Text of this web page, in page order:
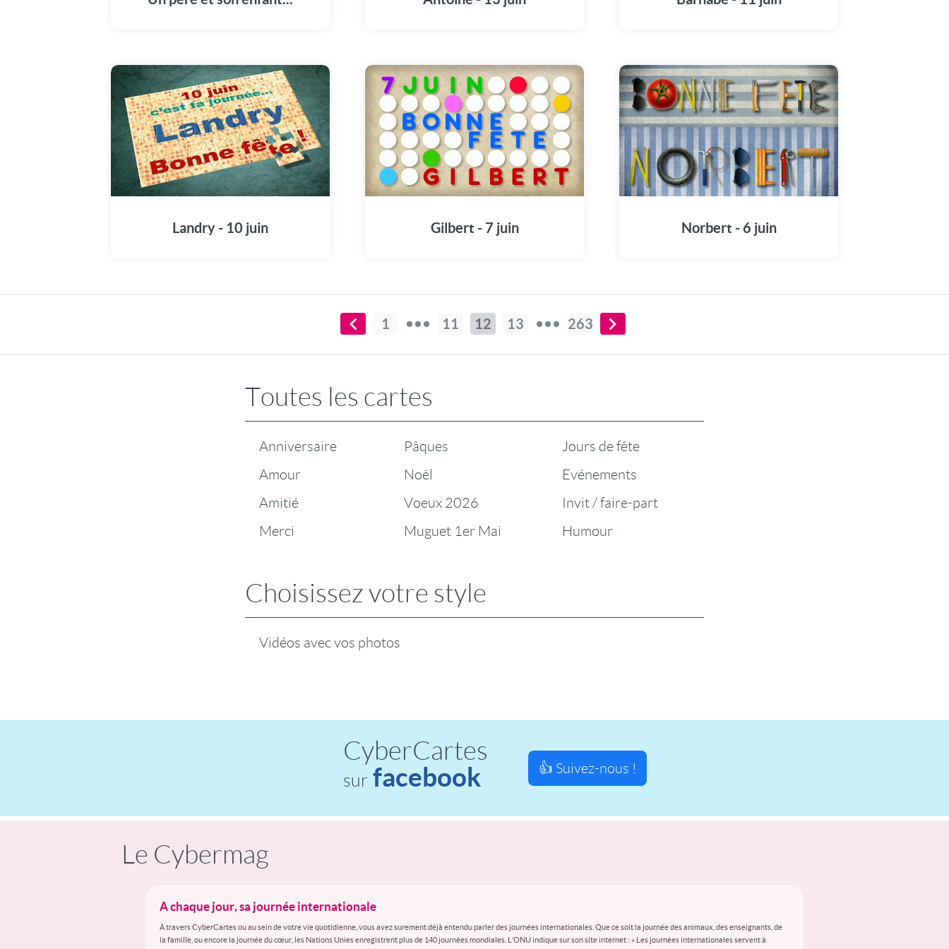
Avec tout mon amour : bonne fête papa !
Landry - 10 juin Gilbert - 7 juin Norbert - 6 juin
1 11 12 13 263
Toutes les cartes
Anniversaire
Amour
Amitié
Merci
Pâques
Noël
Voeux 2026
Muguet 1er Mai
Jours de fête
Evénements
Invit / faire-part
Humour
Choisissez votre style
Vidéos avec vos photos
CyberCartes
sur facebook 👍 Suivez-nous !
Le Cybermag
A chaque jour, sa journée internationale
À travers CyberCartes ou au sein de votre vie quotidienne, vous avez surement déjà entendu parler des journées internationales. Que ce soit la journée des animaux, des enseignants, de
la famille, ou encore la journée du cœur, les Nations Unies enregistrent plus de 140 journées mondiales. L’ONU indique sur son site internet : « Les journées internationales servent à